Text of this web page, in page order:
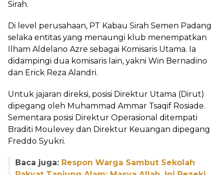
Sirah.
‎Di level perusahaan, PT Kabau Sirah Semen Padang
selaka entitas yang menaungi klub menempatkan
Ilham Aldelano Azre sebagai Komisaris Utama. Ia
didampingi dua komisaris lain, yakni Win Bernadino
dan Erick Reza Alandri.
‎Untuk jajaran direksi, posisi Direktur Utama (Dirut)
dipegang oleh Muhammad Ammar Tsaqif Rosiade.
Sementara posisi Direktur Operasional ditempati
Braditi Moulevey dan Direktur Keuangan dipegang
Freddo Syukri.
Baca juga: Respon Warga Sambut Sekolah